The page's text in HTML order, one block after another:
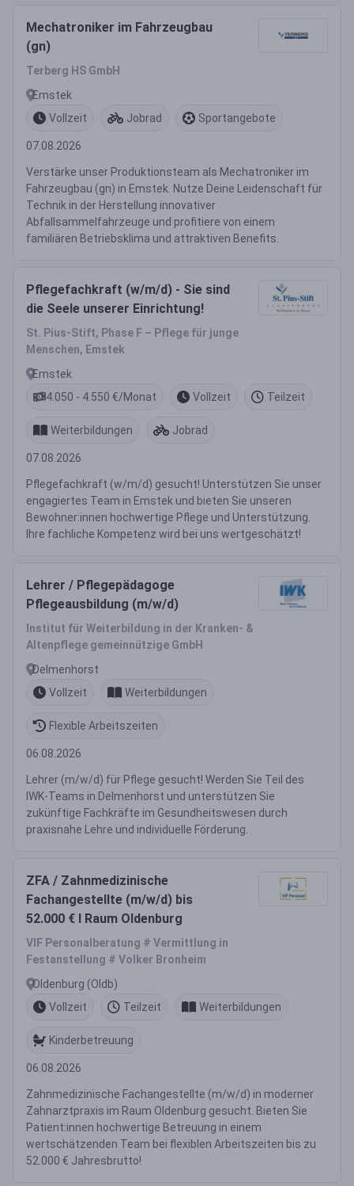
Mechatroniker im Fahrzeugbau
(gn)
Terberg HS GmbH
Emstek
Vollzeit
Jobrad Sportangebote
07.08.2026
Verstärke unser Produktionsteam als Mechatroniker im
Fahrzeugbau (gn) in Emstek. Nutze Deine Leidenschaft für
Technik in der Herstellung innovativer
Abfallsammelfahrzeuge und profitiere von einem
familiären Betriebsklima und attraktiven Benefits.
Pflegefachkraft (w/m/d) - Sie sind
die Seele unserer Einrichtung!
St. Pius-Stift, Phase F – Pflege für junge
Menschen, Emstek
Emstek
4.050 - 4.550 €/Monat
Vollzeit Teilzeit
Weiterbildungen Jobrad
07.08.2026
Pflegefachkraft (w/m/d) gesucht! Unterstützen Sie unser
engagiertes Team in Emstek und bieten Sie unseren
Bewohner:innen hochwertige Pflege und Unterstützung.
Ihre fachliche Kompetenz wird bei uns wertgeschätzt!
Lehrer / Pflegepädagoge
Pflegeausbildung (m/w/d)
Institut für Weiterbildung in der Kranken- &
Altenpflege gemeinnützige GmbH
Delmenhorst
Vollzeit
Weiterbildungen
Flexible Arbeitszeiten
06.08.2026
Lehrer (m/w/d) für Pflege gesucht! Werden Sie Teil des
IWK-Teams in Delmenhorst und unterstützen Sie
zukünftige Fachkräfte im Gesundheitswesen durch
praxisnahe Lehre und individuelle Förderung.
ZFA / Zahnmedizinische
Fachangestellte (m/w/d) bis
52.000 € I Raum Oldenburg
VIF Personalberatung # Vermittlung in
Festanstellung # Volker Bronheim
Oldenburg (Oldb)
Vollzeit
Teilzeit Weiterbildungen
Kinderbetreuung
06.08.2026
Zahnmedizinische Fachangestellte (m/w/d) in moderner
Zahnarztpraxis im Raum Oldenburg gesucht. Bieten Sie
Patient:innen hochwertige Betreuung in einem
wertschätzenden Team bei flexiblen Arbeitszeiten bis zu
52.000 € Jahresbrutto!